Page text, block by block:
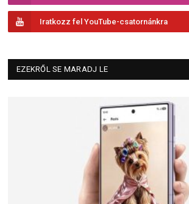
Iratkozz fel YouTube-csatornánkra
EZEKRŐL SE MARADJ LE